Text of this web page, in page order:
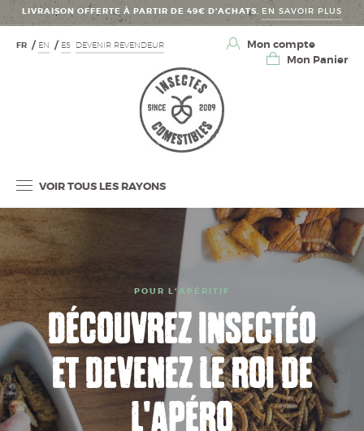
LIVRAISON OFFERTE À PARTIR DE 49€ D’ACHATS. EN SAVOIR PLUS
FR EN ES DEVENIR REVENDEUR
Mon compte
Mon Panier
VOIR TOUS LES RAYONS
POUR L'APÉRITIF
DÉCOUVREZ INSECTÉO
ET DEVENEZ LE ROI DE
L'APÉRO